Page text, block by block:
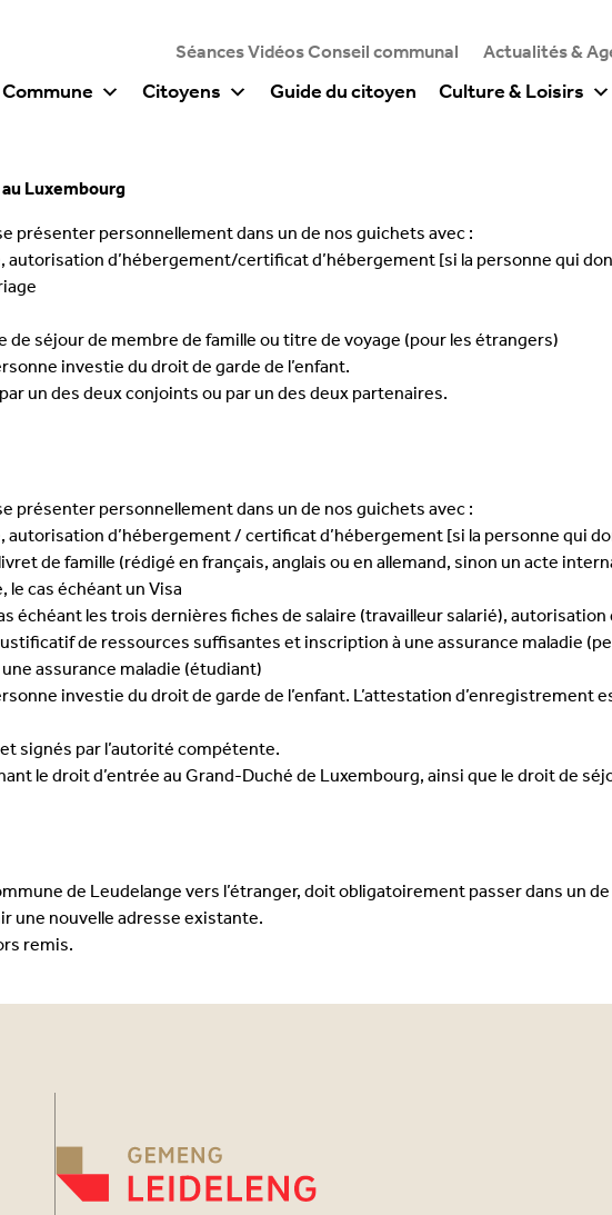
Séances Vidéos Conseil communal Actualités &
Citoyens Guide du citoyen Culture & Loisirs
Luxembourg
présenter personnellement dans un de nos guichets avec :
d’hébergement/certificat d’hébergement [si la personne qui
séjour de membre de famille ou titre de voyage (pour les étrangers)
investie du droit de garde de l’enfant.
un des deux conjoints ou par un des deux partenaires.
présenter personnellement dans un de nos guichets avec :
d’hébergement / certificat d’hébergement [si la personne qui
de famille (rédigé en français, anglais ou en allemand, sinon un acte
cas échéant un Visa
échéant les trois dernières fiches de salaire (travailleur salarié),
de ressources suffisantes et inscription à une assurance maladie
assurance maladie (étudiant)
investie du droit de garde de l’enfant. L’attestation d’enregistrement
signés par l’autorité compétente.
le droit d’entrée au Grand-Duché de Luxembourg, ainsi que le droit de
de Leudelange vers l’étranger, doit obligatoirement passer dans un
une nouvelle adresse existante.
remis.